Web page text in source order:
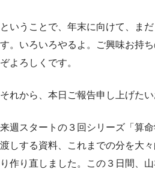
ということで、年末に向けて、ま
す。いろいろやるよ。ご興味お持
ぞよろしくです。
それから、本日ご報告申し上げた
来週スタートの３回シリーズ「算命
渡しする資料、これまでの分を大
り作り直しました。この３日間、